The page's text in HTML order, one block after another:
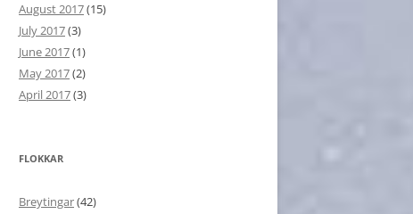
August 2017(15)
July 2017(3)
June 2017(1)
May 2017(2)
April 2017(3)
FLOKKAR
Breytingar(42)